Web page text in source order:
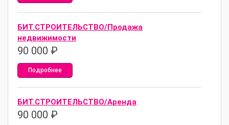
БИТ.СТРОИТЕЛЬСТВО/Продажа
недвижимости
90 000 ₽
Подробнее
БИТ.СТРОИТЕЛЬСТВО/Аренда
90 000 ₽